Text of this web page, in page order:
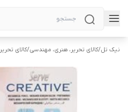
نیک تل/کالای تحریر، هنری، مهندسی/کالای تحریر